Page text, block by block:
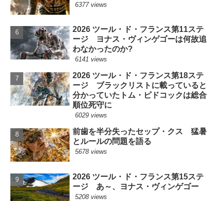
6377 views
2026 ツール・ド・フランス第11ステ
ージ ヨナス・ヴィンゲゴーは何故追
わなかったのか?
6141 views
2026 ツール・ド・フランス第18ステ
ージ ブラックリストに載っていると
分かっていたトム・ピドコックは総合
順位死守に
6029 views
前歯を半分失ったセップ・クス 猛暑
とルールの問題を語る
5678 views
2026 ツール・ド・フランス第15ステ
ージ あ～、ヨナス・ヴィンゲゴー
5208 views